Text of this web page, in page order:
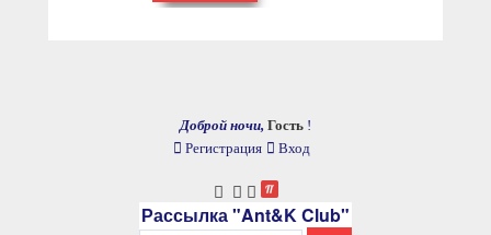
Доброй ночи, Гость !
Регистрация
Вход
Рассылка "Ant&K Club"